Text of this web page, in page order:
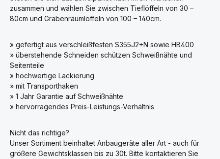
zusammen und wählen Sie zwischen Tieflöffeln von 30 –
80cm und Grabenräumlöffeln von 100 – 140cm.
» gefertigt aus verschleißfesten S355J2+N sowie HB400
» überstehende Schneiden schützen Schweißnähte und
Seitenteile
» hochwertige Lackierung
» mit Transporthaken
» 1 Jahr Garantie auf Schweißnähte
» hervorragendes Preis-Leistungs-Verhältnis
Nicht das richtige?
Unser Sortiment beinhaltet Anbaugeräte aller Art - auch für
größere Gewichtsklassen bis zu 30t. Bitte kontaktieren Sie